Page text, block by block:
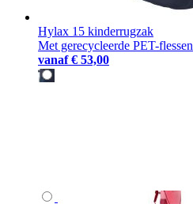
Hylax 15 kinderrugzak
Met gerecycleerde PET-flessen
vanaf € 53,00